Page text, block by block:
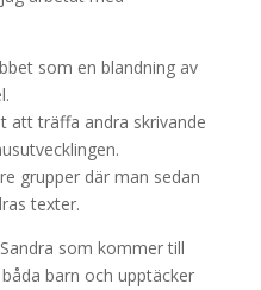
som en blandning av
att träffa andra skrivande
grupper där man sedan
texter.
som kommer till
barn och upptäcker